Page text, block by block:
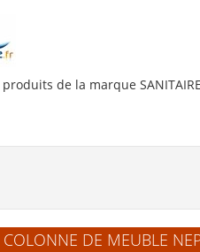
de la marque
COLONNE DE MEUBLE